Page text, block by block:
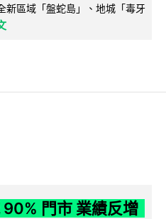
新區域「盤蛇島」、地城「毒牙
90% 門市 業績反增